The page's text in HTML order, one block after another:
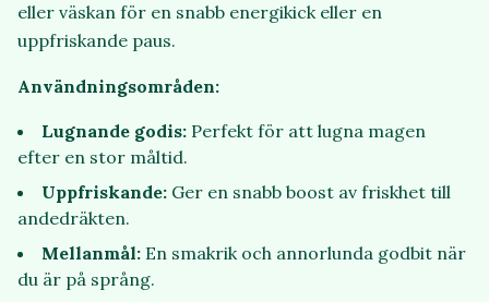
eller väskan för en snabb energikick eller en
uppfriskande paus.
Användningsområden:
Lugnande godis: Perfekt för att lugna magen
efter en stor måltid.
Uppfriskande: Ger en snabb boost av friskhet till
andedräkten.
Mellanmål: En smakrik och annorlunda godbit när
du är på språng.